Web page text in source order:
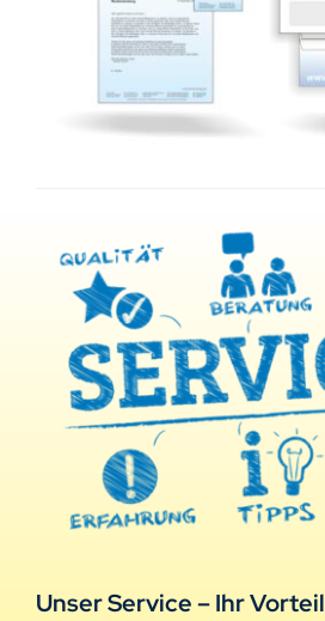
Unser Service – Ihr Vorteil